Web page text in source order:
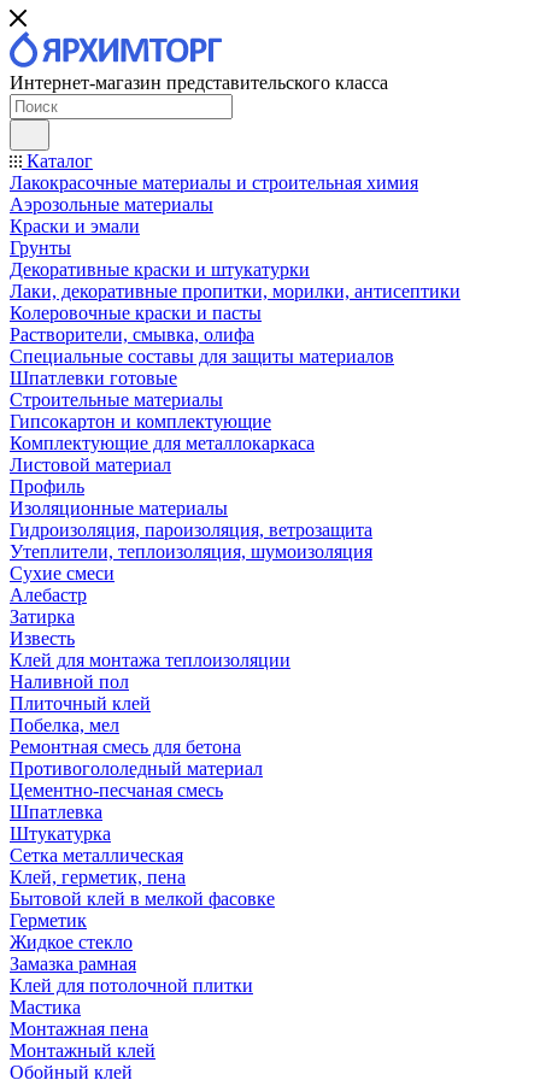
Интернет-магазин представительского класса
Каталог
Лакокрасочные материалы и строительная химия
Аэрозольные материалы
Краски и эмали
Грунты
Декоративные краски и штукатурки
Лаки, декоративные пропитки, морилки, антисептики
Колеровочные краски и пасты
Растворители, смывка, олифа
Специальные составы для защиты материалов
Шпатлевки готовые
Строительные материалы
Гипсокартон и комплектующие
Комплектующие для металлокаркаса
Листовой материал
Профиль
Изоляционные материалы
Гидроизоляция, пароизоляция, ветрозащита
Утеплители, теплоизоляция, шумоизоляция
Сухие смеси
Алебастр
Затирка
Известь
Клей для монтажа теплоизоляции
Наливной пол
Плиточный клей
Побелка, мел
Ремонтная смесь для бетона
Противогололедный материал
Цементно-песчаная смесь
Шпатлевка
Штукатурка
Сетка металлическая
Клей, герметик, пена
Бытовой клей в мелкой фасовке
Герметик
Жидкое стекло
Замазка рамная
Клей для потолочной плитки
Мастика
Монтажная пена
Монтажный клей
Обойный клей